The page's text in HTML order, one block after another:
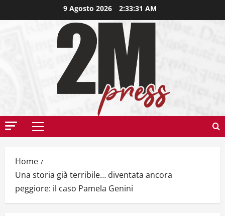
9 Agosto 2026 2:33:32 AM
Home
Una storia già terribile… diventata ancora
peggiore: il caso Pamela Genini